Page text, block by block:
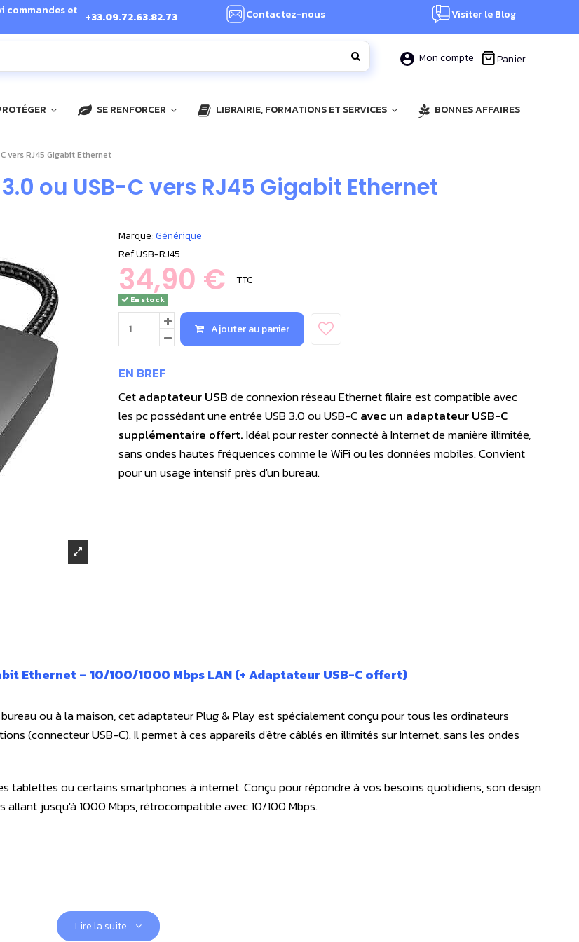
commandes et
+33.09.72.63.82.73 Contactez-nous Visiter le Blog
Mon compte Panier
SE RENFORCER LIBRAIRIE, FORMATIONS ET SERVICES BONNES AFFAIRES
vers RJ45 Gigabit Ethernet
ou USB-C vers RJ45 Gigabit Ethernet
Marque:Générique
RefUSB-RJ45
34,90 € TTC
En stock
Ajouter au panier
EN BREF
Cetadaptateur USBde connexion réseau Ethernet filaire est compatible avec
les pc possédant une entrée USB 3.0 ou USB-Cavec un adaptateur USB-C
supplémentaire offert.Idéal pour rester connecté à Internet de manière illimitée,
sans ondes hautes fréquences comme le WiFi ou les données mobiles. Convient
pour un usage intensif près d'un bureau.
Ethernet – 10/100/1000 Mbps LAN (+ Adaptateur USB-C offert)
ou à la maison, cet adaptateur Plug & Play est spécialement conçu pour tous les ordinateurs
(connecteur USB-C). Il permet à ces appareils d'être câblés en illimités sur Internet, sans les ondes
tablettes ou certains smartphones à internet. Conçu pour répondre à vos besoins quotidiens, son design
jusqu'à 1000 Mbps, rétrocompatible avec 10/100 Mbps.
Lire la suite...